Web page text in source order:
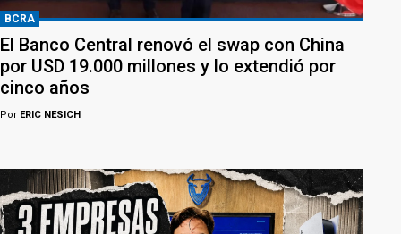
BCRA
El Banco Central renovó el swap con China
por USD 19.000 millones y lo extendió por
cinco años
Por ERIC NESICH